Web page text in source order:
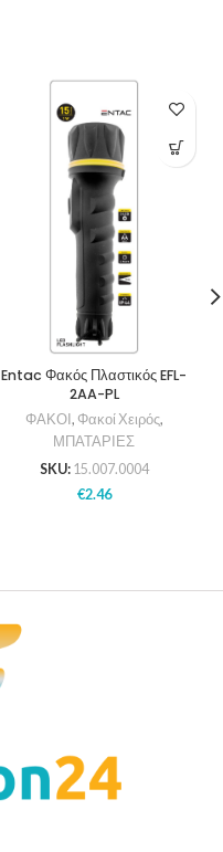
Entac Φακός Πλαστικός EFL-
2AA-PL
ΦΑΚΟΙ , Φακοί Χειρός,
ΜΠΑΤΑΡΙΕΣ
SKU: 15.007.0004
€2.46